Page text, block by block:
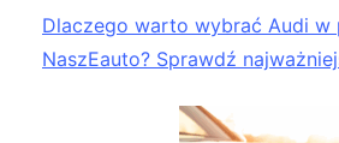
Dlaczego warto wybrać Audi w
NaszEauto? Sprawdź